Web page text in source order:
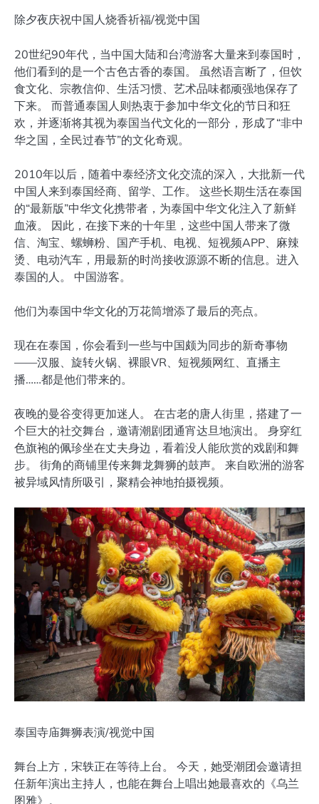
除夕夜庆祝中国人烧香祈福/视觉中国
20世纪90年代，当中国大陆和台湾游客大量来到泰国时，
他们看到的是一个古色古香的泰国。 虽然语言断了，但饮
食文化、宗教信仰、生活习惯、艺术品味都顽强地保存了
下来。 而普通泰国人则热衷于参加中华文化的节日和狂
欢，并逐渐将其视为泰国当代文化的一部分，形成了“非中
华之国，全民过春节”的文化奇观。
2010年以后，随着中泰经济文化交流的深入，大批新一代
中国人来到泰国经商、留学、工作。 这些长期生活在泰国
的“最新版”中华文化携带者，为泰国中华文化注入了新鲜
血液。 因此，在接下来的十年里，这些中国人带来了微
信、淘宝、螺蛳粉、国产手机、电视、短视频APP、麻辣
烫、电动汽车，用最新的时尚接收源源不断的信息。进入
泰国的人。 中国游客。
他们为泰国中华文化的万花筒增添了最后的亮点。
现在在泰国，你会看到一些与中国颇为同步的新奇事物
——汉服、旋转火锅、裸眼VR、短视频网红、直播主
播……都是他们带来的。
夜晚的曼谷变得更加迷人。 在古老的唐人街里，搭建了一
个巨大的社交舞台，邀请潮剧团通宵达旦地演出。 身穿红
色旗袍的佩珍坐在丈夫身边，看着没人能欣赏的戏剧和舞
步。 街角的商铺里传来舞龙舞狮的鼓声。 来自欧洲的游客
被异域风情所吸引，聚精会神地拍摄视频。
泰国寺庙舞狮表演/视觉中国
舞台上方，宋轶正在等待上台。 今天，她受潮团会邀请担
任新年演出主持人，也能在舞台上唱出她最喜欢的《乌兰
图雅》。